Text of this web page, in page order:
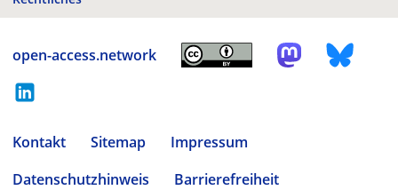
open-access.network
Kontakt Sitemap
Impressum
Datenschutzhinweis
Barrierefreiheit